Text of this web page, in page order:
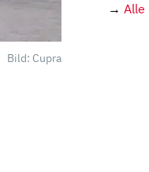
Bild: Cupra
→ Alle